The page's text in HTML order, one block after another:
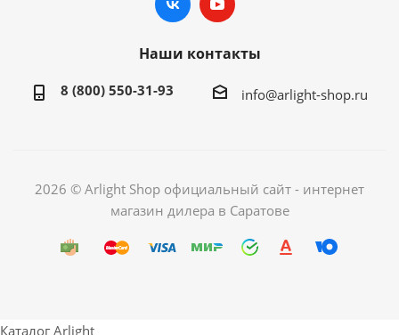
Наши контакты
8 (800) 550-31-93 info@arlight-shop.ru
2026 © Arlight Shop официальный сайт - интернет
магазин дилера в Саратове
Каталог Arlight